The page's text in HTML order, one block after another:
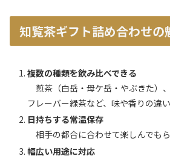
知覧茶ギフト詰め合わせの
複数の種類を飲み比べできる
煎茶（白岳・母ケ岳・やぶきた）
フレーバー緑茶など、味や香りの違
日持ちする常温保存
相手の都合に合わせて楽しんでもら
幅広い用途に対応